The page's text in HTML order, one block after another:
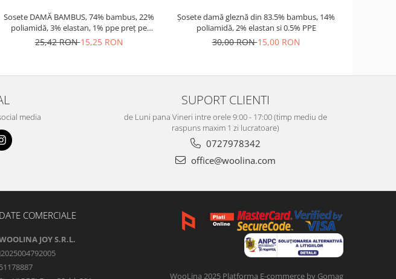
Sosete DAMĂ BAMBUS, 74% bambus, 22%
poliamidă, 3% elastan, 1% ppe preț pe
pereche
25,42 RON15,25 RON
Șosete damă gleznă din 83.5% bambus, 14%
poliamidă, 2% elastan si 0.5% PPE
30,00 RON15,00 RON
media
SUPORT CLIENTI
de Luni pana Vineri intre orele 9:00 - 17:00 (timp mediu de
raspuns maxim 1 zi lucratoare)
0727978342
office@woolina.com
DATE COMERCIALE
JOY S.R.L.
J2025004792005
51178887
WooLina 2025 Platforma E-commerce by Gomag